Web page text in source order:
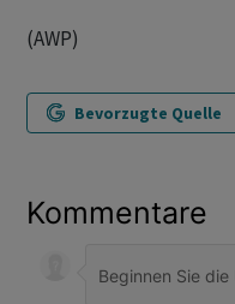
(AWP)
Bevorzugte Quelle
Kommentare